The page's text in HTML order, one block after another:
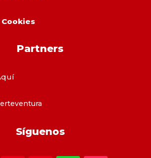
Partners
Síguenos